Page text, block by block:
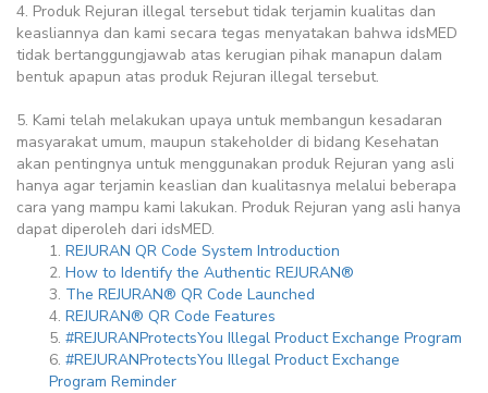
4. Produk Rejuran illegal tersebut tidak terjamin kualitas dan
keasliannya dan kami secara tegas menyatakan bahwa idsMED
tidak bertanggungjawab atas kerugian pihak manapun dalam
bentuk apapun atas produk Rejuran illegal tersebut.
5. Kami telah melakukan upaya untuk membangun kesadaran
masyarakat umum, maupun stakeholder di bidang Kesehatan
akan pentingnya untuk menggunakan produk Rejuran yang asli
hanya agar terjamin keaslian dan kualitasnya melalui beberapa
cara yang mampu kami lakukan. Produk Rejuran yang asli hanya
dapat diperoleh dari idsMED.
1. REJURAN QR Code System Introduction
2. How to Identify the Authentic REJURAN®
3. The REJURAN® QR Code Launched
4. REJURAN® QR Code Features
5. #REJURANProtectsYou Illegal Product Exchange Program
6. #REJURANProtectsYou Illegal Product Exchange
Program Reminder